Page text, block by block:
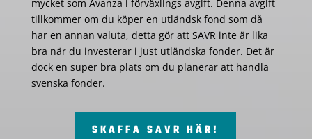
mycket som Avanza i förväxlings avgift. Denna avgift
tillkommer om du köper en utländsk fond som då
har en annan valuta, detta gör att SAVR inte är lika
bra när du investerar i just utländska fonder. Det är
dock en super bra plats om du planerar att handla
svenska fonder.
SKAFFA SAVR HÄR!